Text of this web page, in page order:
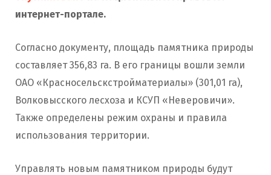
интернет-портале.
Согласно документу, площадь памятника природы
составляет 356,83 га. В его границы вошли земли
ОАО «Красносельскстройматериалы» (301,01 га),
Волковысского лесхоза и КСУП «Неверовичи».
Также определены режим охраны и правила
использования территории.
Управлять новым памятником природы будут